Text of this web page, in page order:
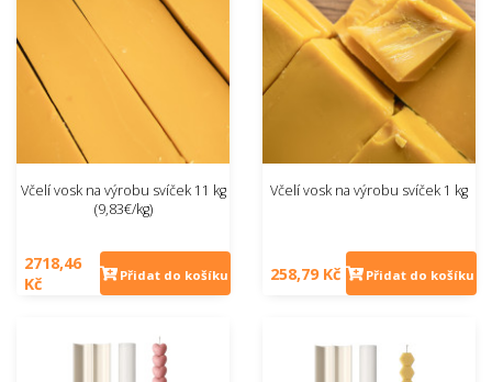
Včelí vosk na výrobu svíček 11 kg
(9,83€/kg)
2718,46
Kč
Přidat do košíku
Včelí vosk na výrobu svíček 1 kg
258,79 Kč Přidat do košíku